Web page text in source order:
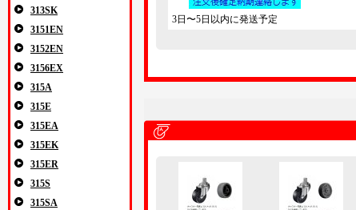
313SK
3151EN
3152EN
3156EX
315A
315E
315EA
315EK
315ER
315S
315SA
3日〜5日以内に発送予定